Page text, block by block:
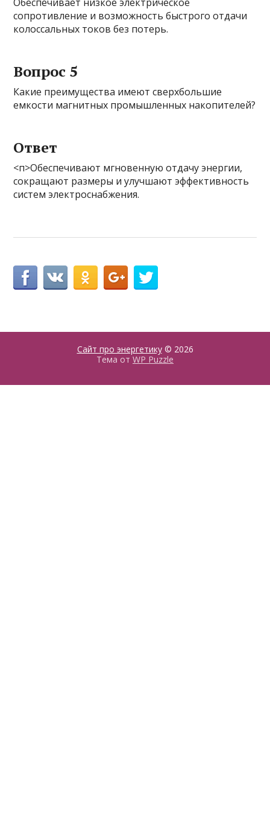
сопротивление и возможность быстрого отдачи
колоссальных токов без потерь.
Вопрос 5
Какие преимущества имеют сверхбольшие
емкости магнитных промышленных накопителей?
Ответ
<п>Обеспечивают мгновенную отдачу энергии,
сокращают размеры и улучшают эффективность
систем электроснабжения.
Сайт про энергетику© 2026
Тема от WP Puzzle